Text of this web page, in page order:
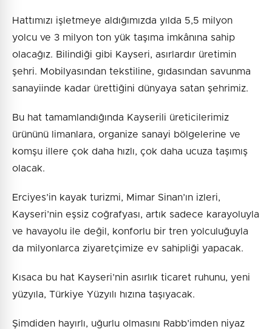
Hattımızı işletmeye aldığımızda yılda 5,5 milyon
yolcu ve 3 milyon ton yük taşıma imkânına sahip
olacağız. Bilindiği gibi Kayseri, asırlardır üretimin
şehri. Mobilyasından tekstiline, gıdasından savunma
sanayiinde kadar ürettiğini dünyaya satan şehrimiz.
Bu hat tamamlandığında Kayserili üreticilerimiz
ürününü limanlara, organize sanayi bölgelerine ve
komşu illere çok daha hızlı, çok daha ucuza taşımış
olacak.
Erciyes’in kayak turizmi, Mimar Sinan’ın izleri,
Kayseri’nin eşsiz coğrafyası, artık sadece karayoluyla
ve havayolu ile değil, konforlu bir tren yolculuğuyla
da milyonlarca ziyaretçimize ev sahipliği yapacak.
Kısaca bu hat Kayseri’nin asırlık ticaret ruhunu, yeni
yüzyıla, Türkiye Yüzyılı hızına taşıyacak.
Şimdiden hayırlı, uğurlu olmasını Rabb’imden niyaz